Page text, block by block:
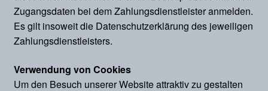
Zugangsdaten bei dem Zahlungsdienstleister anmelden.
Es gilt insoweit die Datenschutzerklärung des jeweiligen
Zahlungsdienstleisters.
Verwendung von Cookies
Um den Besuch unserer Website attraktiv zu gestalten